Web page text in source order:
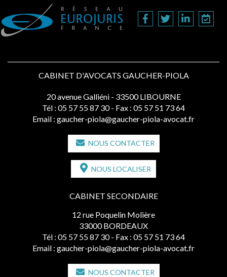
CABINET D'AVOCATS GAUCHER-PIOLA
20 avenue Galliéni - 33500 LIBOURNE
Tél : 05 57 55 87 30 - Fax : 05 57 51 73 64
Email : gaucher-piola@gaucher-piola-avocat.fr
NOUS CONTACTER
NOUS LOCALISER
CABINET SECONDAIRE
12 rue Poquelin Molière
33000 BORDEAUX
Tél : 05 57 55 87 30 - Fax : 05 57 51 73 64
Email : gaucher-piola@gaucher-piola-avocat.fr
NOUS CONTACTER